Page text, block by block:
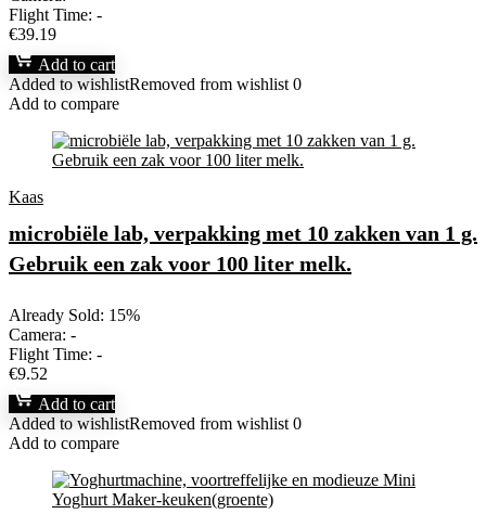
Flight Time: -
€39.19
Add to cart
Added to wishlistRemoved from wishlist 0
Add to compare
Kaas
microbiële lab, verpakking met 10 zakken van 1 g.
Gebruik een zak voor 100 liter melk.
Already Sold: 15%
Camera: -
Flight Time: -
€9.52
Add to cart
Added to wishlistRemoved from wishlist 0
Add to compare